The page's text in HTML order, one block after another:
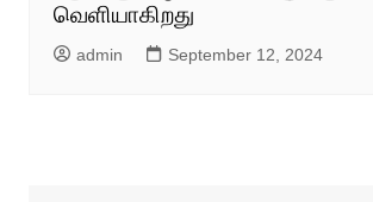
வெளியாகிறது
admin September 12, 2024